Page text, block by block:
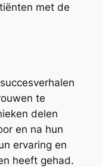
met de
te
delen
en na hun
ervaring en
heeft gehad.